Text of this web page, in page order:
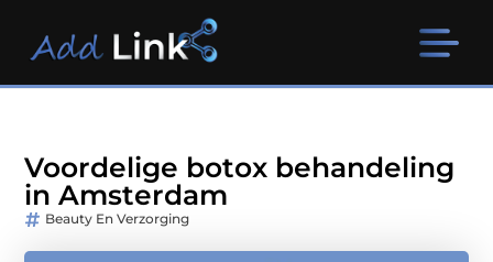
Voordelige botox behandeling
in Amsterdam
Beauty En Verzorging